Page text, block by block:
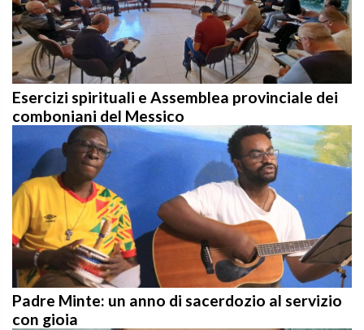
Esercizi spirituali e Assemblea provinciale dei
comboniani del Messico
Padre Minte: un anno di sacerdozio al servizio
con gioia